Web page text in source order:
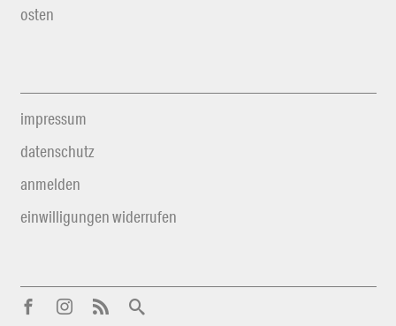
osten
impressum
datenschutz
anmelden
einwilligungen widerrufen